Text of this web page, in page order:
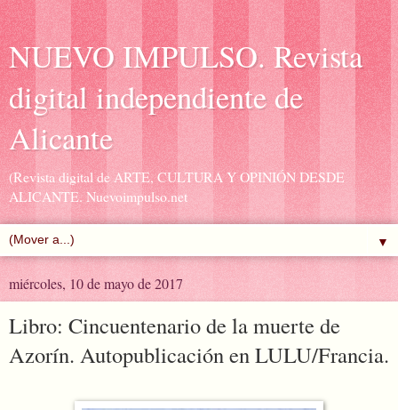
NUEVO IMPULSO. Revista
digital independiente de
Alicante
(Revista digital de ARTE, CULTURA Y OPINIÓN DESDE
ALICANTE. Nuevoimpulso.net
▼
miércoles, 10 de mayo de 2017
Libro: Cincuentenario de la muerte de
Azorín. Autopublicación en LULU/Francia.